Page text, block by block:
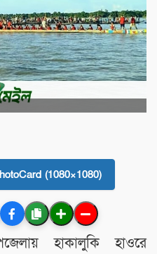
(1080×1080)
হাকালুকি হাওরে